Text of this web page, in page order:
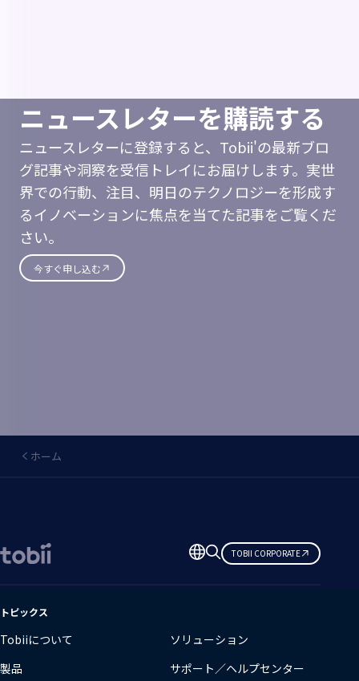
ニュースレターを購読する
ニュースレターに登録すると、Tobii'の最新ブロ
グ記事や洞察を受信トレイにお届けします。実世
界での行動、注目、明日のテクノロジーを形成す
るイノベーションに焦点を当てた記事をご覧くだ
さい。
今すぐ申し込む
ホーム
言
語
更
TOBII CORPORATE
トピックス
Tobiiについて
ソリューション
製品
サポート／ヘルプセンター